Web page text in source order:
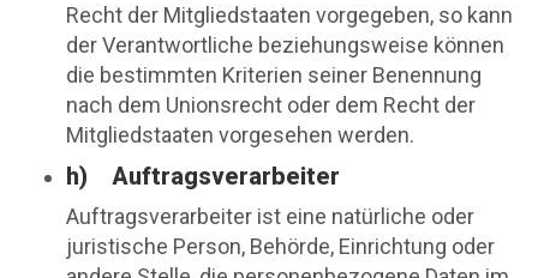
Recht der Mitgliedstaaten vorgegeben, so kann
der Verantwortliche beziehungsweise können
die bestimmten Kriterien seiner Benennung
nach dem Unionsrecht oder dem Recht der
Mitgliedstaaten vorgesehen werden.
h) Auftragsverarbeiter
Auftragsverarbeiter ist eine natürliche oder
juristische Person, Behörde, Einrichtung oder